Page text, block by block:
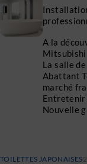
A la
Mitsubishi
La salle
Abattant
marché
Entretenir
Nouvelle
TOILETTES JAPONAISES